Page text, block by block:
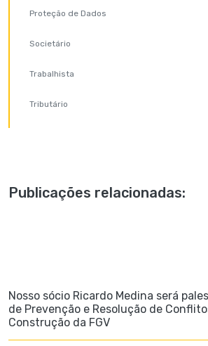
Proteção de Dados
Societário
Trabalhista
Tributário
Publicações relacionadas:
Nosso sócio Ricardo Medina será
de Prevenção e Resolução de
Construção da FGV